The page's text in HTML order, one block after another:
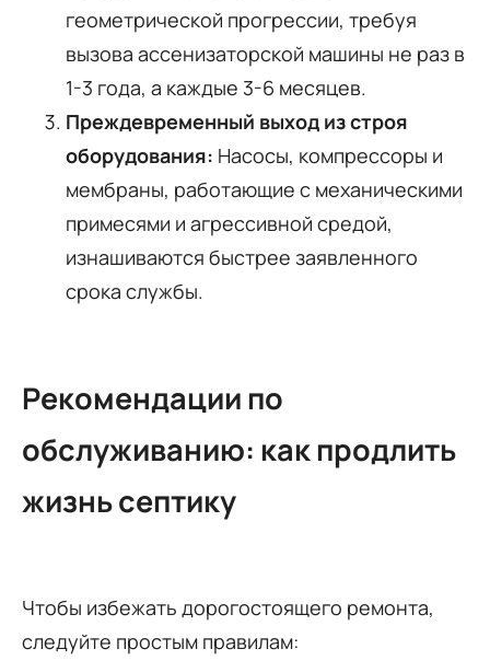
геометрической прогрессии, требуя
вызова ассенизаторской машины не раз в
1-3 года, а каждые 3-6 месяцев.
Преждевременный выход из строя
оборудования: Насосы, компрессоры и
мембраны, работающие с механическими
примесями и агрессивной средой,
изнашиваются быстрее заявленного
срока службы.
Рекомендации по
обслуживанию: как продлить
жизнь септику
Чтобы избежать дорогостоящего ремонта,
следуйте простым правилам: